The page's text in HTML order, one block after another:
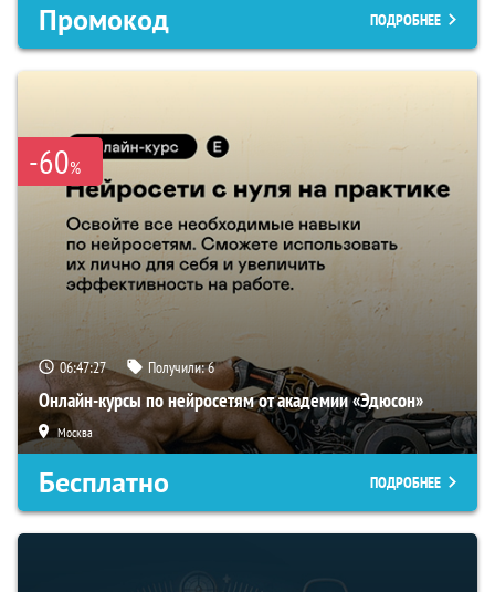
Промокод ПОДРОБНЕЕ
-60%
06:47:26 Получили:6
Онлайн-курсы по нейросетям от академии «Эдюсон»
Москва
Бесплатно ПОДРОБНЕЕ